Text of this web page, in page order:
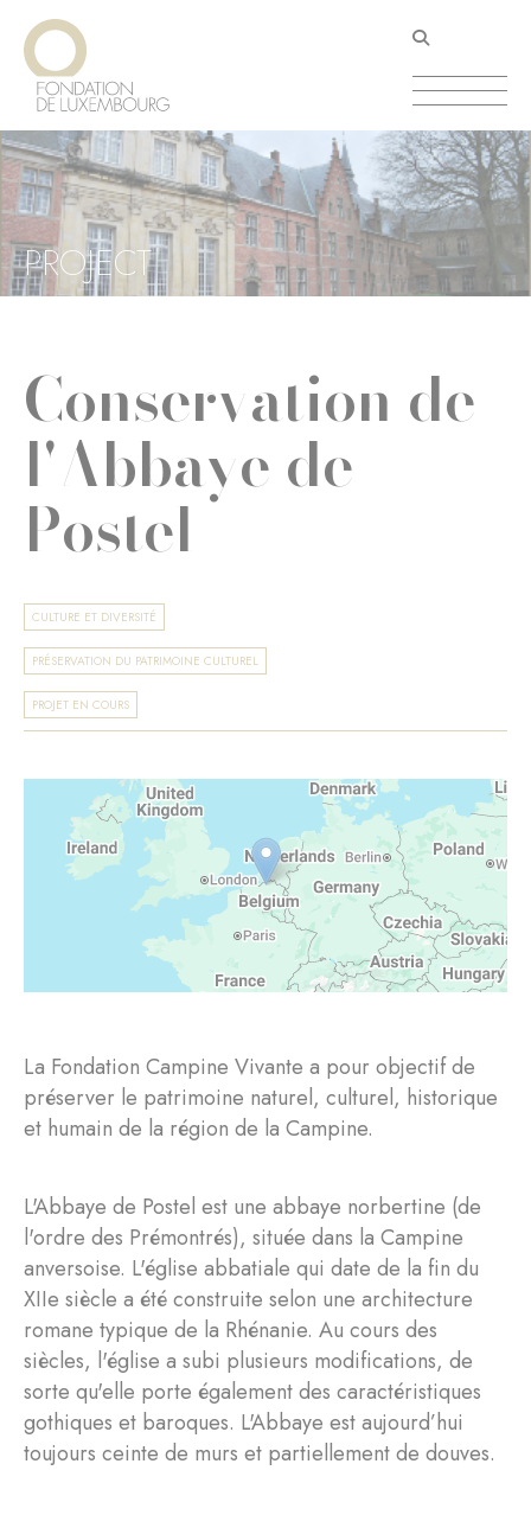
Aller
contenu
principal
PROJECT
Conservation de
l'Abbaye de
Postel
CULTURE ET DIVERSITÉ
PRÉSERVATION DU PATRIMOINE CULTUREL
PROJET EN COURS
La Fondation Campine Vivante a pour objectif de
préserver le patrimoine naturel, culturel, historique
et humain de la région de la Campine.
L'Abbaye de Postel est une abbaye norbertine (de
l'ordre des Prémontrés), située dans la Campine
anversoise. L'église abbatiale qui date de la fin du
XIIe siècle a été construite selon une architecture
romane typique de la Rhénanie. Au cours des
siècles, l'église a subi plusieurs modifications, de
sorte qu'elle porte également des caractéristiques
gothiques et baroques. L'Abbaye est aujourd’hui
toujours ceinte de murs et partiellement de douves.
Panneau de gestion des cookies